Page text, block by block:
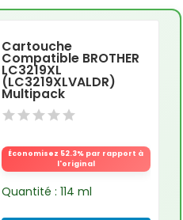
Cartouche
Compatible BROTHER
LC3219XL
(LC3219XLVALDR)
Multipack
Économisez 52.3% par rapport à
l'original
Quantité : 114 ml